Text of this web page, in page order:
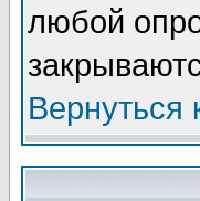
любой
Вернуться